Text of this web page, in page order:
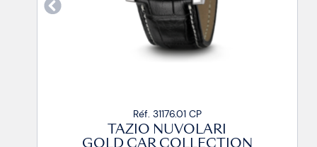
TAZIO NUVOLARI
CAR COLLECTION